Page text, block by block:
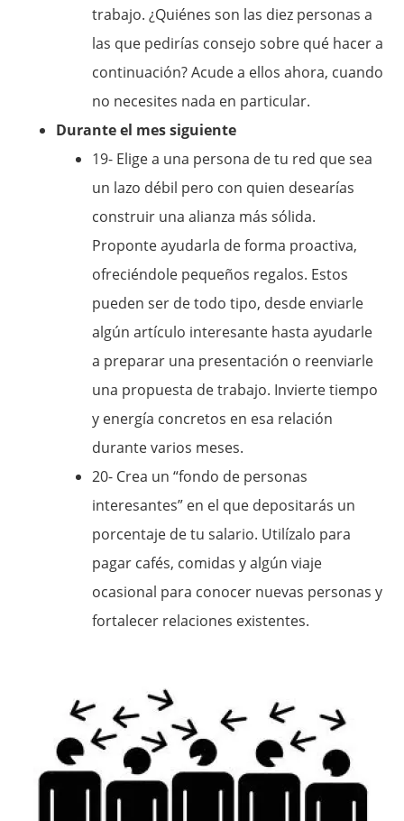
trabajo. ¿Quiénes son las diez personas a
las que pedirías consejo sobre qué hacer a
continuación? Acude a ellos ahora, cuando
no necesites nada en particular.
Durante el mes siguiente
19- Elige a una persona de tu red que sea
un lazo débil pero con quien desearías
construir una alianza más sólida.
Proponte ayudarla de forma proactiva,
ofreciéndole pequeños regalos. Estos
pueden ser de todo tipo, desde enviarle
algún artículo interesante hasta ayudarle
a preparar una presentación o reenviarle
una propuesta de trabajo. Invierte tiempo
y energía concretos en esa relación
durante varios meses.
20- Crea un “fondo de personas
interesantes” en el que depositarás un
porcentaje de tu salario. Utilízalo para
pagar cafés, comidas y algún viaje
ocasional para conocer nuevas personas y
fortalecer relaciones existentes.